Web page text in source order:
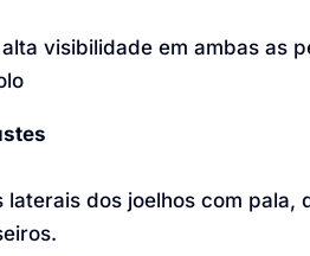
visibilidade em ambas as
laterais dos joelhos com